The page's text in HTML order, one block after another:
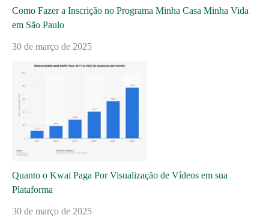
Como Fazer a Inscrição no Programa Minha Casa Minha Vida
em São Paulo
30 de março de 2025
Quanto o Kwai Paga Por Visualização de Vídeos em sua
Plataforma
30 de março de 2025